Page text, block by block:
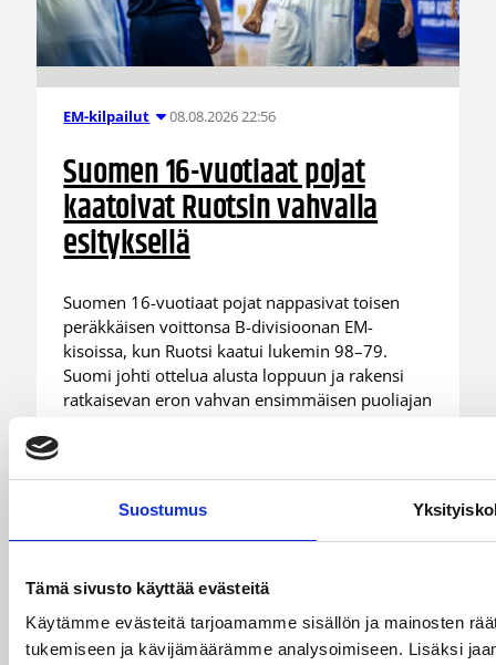
Suostumus
Tämä sivusto käyttää evästeitä
Käytämme evästeitä tarjoamamme sisällön ja mainosten
tukemiseen ja kävijämäärämme analysoimiseen. Lisäksi
EM-kilpailut 08.08.2026 22:56
Suomen 16-vuotiaat pojat
kaatoivat Ruotsin vahvalla
esityksellä
Suomen 16-vuotiaat pojat nappasivat toisen
peräkkäisen voittonsa B-divisioonan EM-
kisoissa, kun Ruotsi kaatui lukemin 98–79.
Suomi johti ottelua alusta loppuun ja rakensi
ratkaisevan eron vahvan ensimmäisen puoliajan